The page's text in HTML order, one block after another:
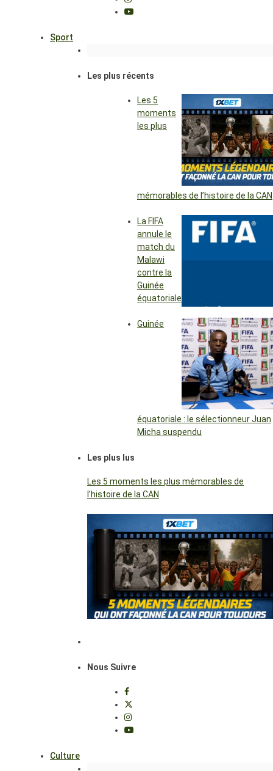
Sport
Les plus récents
Les 5
moments
les plus
mémorables de l’histoire de la CAN
La FIFA
annule le
match du
Malawi
contre la
Guinée
équatoriale
Guinée
équatoriale : le sélectionneur Juan
Micha suspendu
Les plus lus
Les 5 moments les plus mémorables de
l’histoire de la CAN
Nous Suivre
Culture